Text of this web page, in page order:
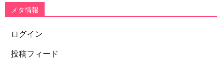
メタ情報
ログイン
投稿フィード